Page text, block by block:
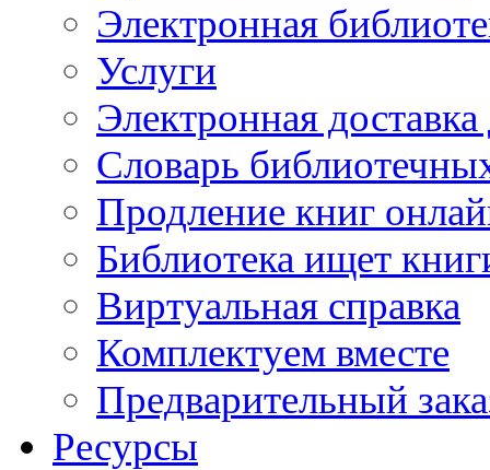
Электронная
Услуги
Электронная
Словарь
Продление книг
Библиотека ищет
Виртуальная справка
Комплектуем вместе
Предварительный
Ресурсы